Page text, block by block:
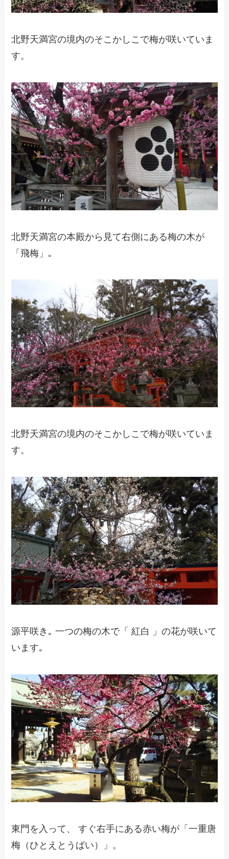
北野天満宮の境内のそこかしこで梅が咲いていま
す。
北野天満宮の本殿から見て右側にある梅の木が
「飛梅」｡
北野天満宮の境内のそこかしこで梅が咲いていま
す。
源平咲き｡ 一つの梅の木で「 紅白 」の花が咲いて
います｡
東門を入って、 すぐ右手にある赤い梅が「一重唐
梅（ひとえとうばい）」。